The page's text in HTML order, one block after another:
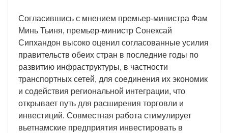
Согласившись с мнением премьер-министра Фам
Минь Тьиня, премьер-министр Сонексай
Сипхандон высоко оценил согласованные усилия
правительств обеих стран в последние годы по
развитию инфраструктуры, в частности
транспортных сетей, для соединения их экономик
и содействия региональной интеграции, что
открывает путь для расширения торговли и
инвестиций. Совместная работа стимулирует
вьетнамские предприятия инвестировать в